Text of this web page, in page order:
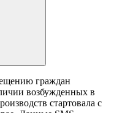
граждан
возбужденных в
стартовала с